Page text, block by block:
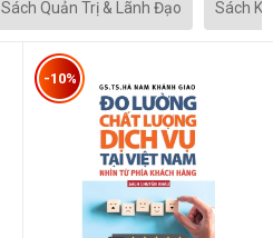
Sách Quản Trị & Lãnh Đạo Sách
-10%